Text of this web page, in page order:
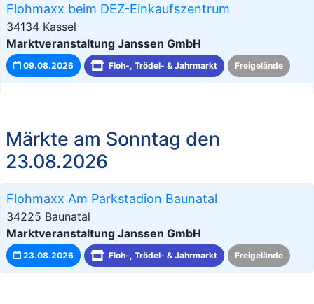
Flohmaxx beim DEZ-Einkaufszentrum
34134 Kassel
Marktveranstaltung Janssen GmbH
09.08.2026 Floh-, Trödel- & Jahrmarkt Freigelände
Märkte am Sonntag den
23.08.2026
Flohmaxx Am Parkstadion Baunatal
34225 Baunatal
Marktveranstaltung Janssen GmbH
23.08.2026 Floh-, Trödel- & Jahrmarkt Freigelände